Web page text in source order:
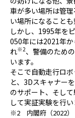
車が多い場所は管
い場所になることも
しかし、1995年を
050年には2021年
れ※2、警備のため
います。
そこで自動走行ロ
と、3Dスキャナー
のサポート、そし
して実証実験を行い
※2 内閣府（2022）